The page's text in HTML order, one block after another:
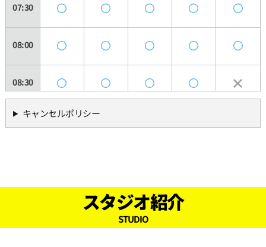
07:30
08:00
08:30
09:00
10:30
キャンセルポリシー
スタジオ紹介
STUDIO